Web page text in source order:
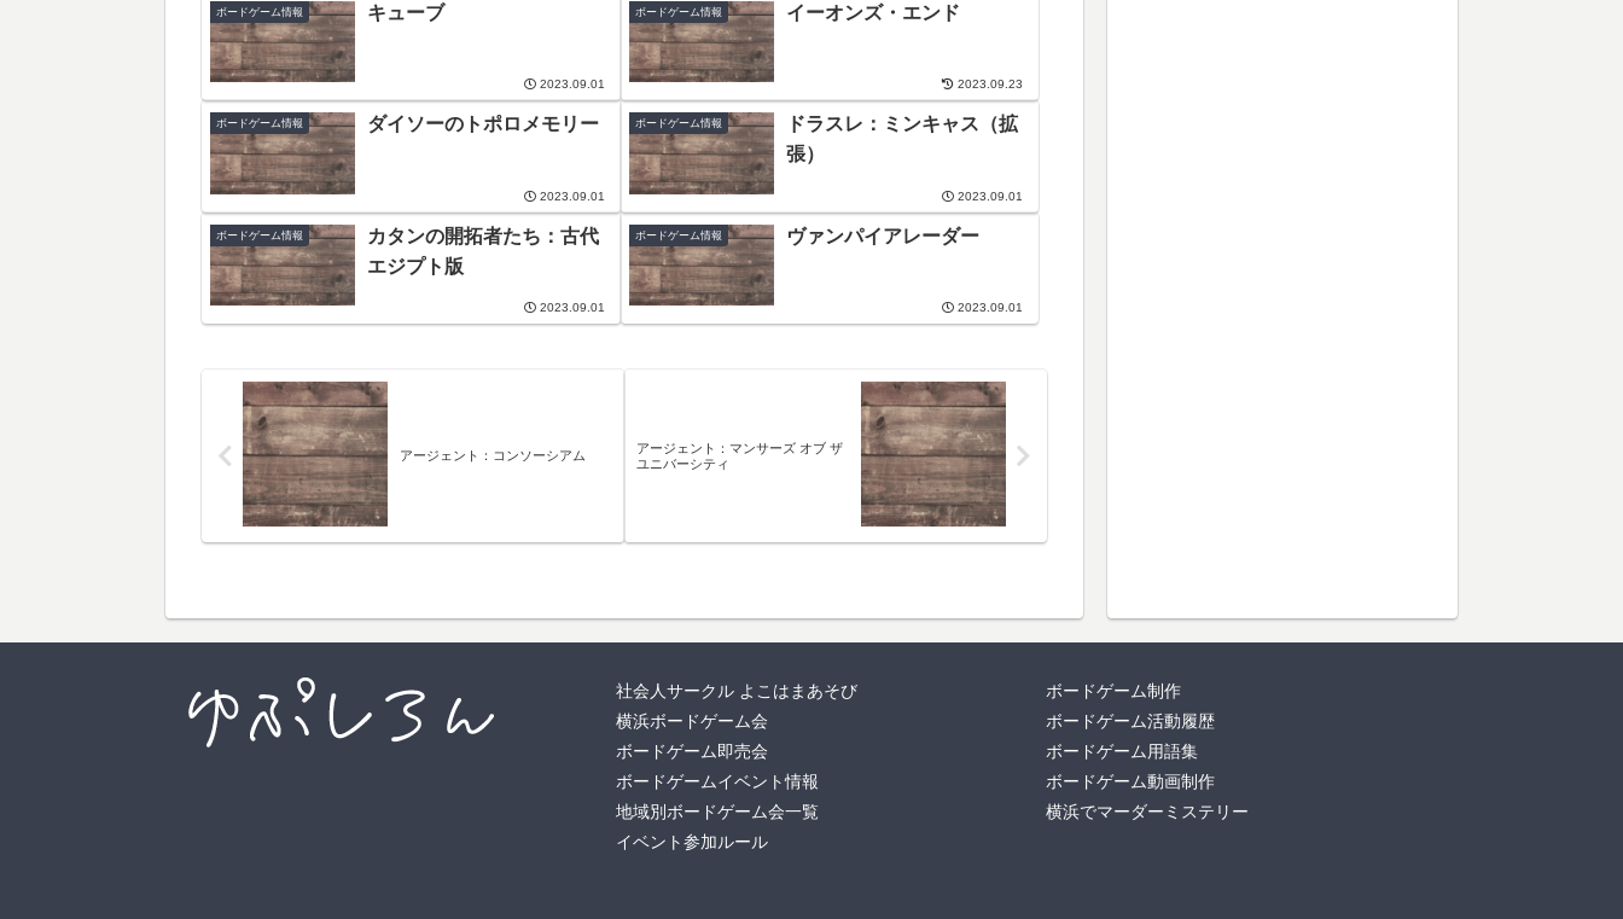
ボードゲーム情報 キューブ
2023.09.01
ボードゲーム情報 イーオンズ・エンド
2023.09.23
ボードゲーム情報 ダイソーのトポロメモリー
2023.09.01
ボードゲーム情報
ドラスレ：ミンキャス（拡
張）
2023.09.01
ボードゲーム情報
カタンの開拓者たち：古代
エジプト版
2023.09.01
ボードゲーム情報 ヴァンパイアレーダー
2023.09.01
アージェント：コンソーシアム
アージェント：マンサーズ オブ ザ
ユニバーシティ
社会人サークル よこはまあそび
横浜ボードゲーム会
ボードゲーム即売会
ボードゲームイベント情報
地域別ボードゲーム会一覧
イベント参加ルール
ボードゲーム制作
ボードゲーム活動履歴
ボードゲーム用語集
ボードゲーム動画制作
横浜でマーダーミステリー